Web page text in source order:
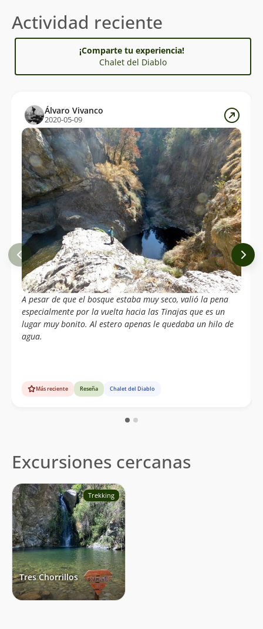
Actividad reciente
¡Comparte tu experiencia!
Chalet del Diablo
Álvaro Vivanco
2020-05-09
A pesar de que el bosque estaba muy seco, valió la pena
especialmente por la vuelta hacia las Tinajas que es un
lugar muy bonito. Al estero apenas le quedaba un hilo de
agua.
Más reciente Reseña Chalet del Diablo
Excursiones cercanas
Trekking
Tres Chorrillos